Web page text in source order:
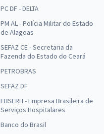
PC DF - DELTA
PM AL - Polícia Militar do Estado
de Alagoas
SEFAZ CE - Secretaria da
Fazenda do Estado do Ceará
PETROBRAS
SEFAZ DF
EBSERH - Empresa Brasileira de
Serviços Hospitalares
Banco do Brasil